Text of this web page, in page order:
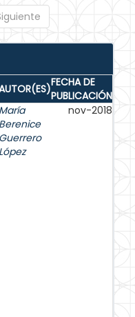
FECHA DE
PUBLICACIÓN
María
Berenice
Guerrero
López
nov-2018